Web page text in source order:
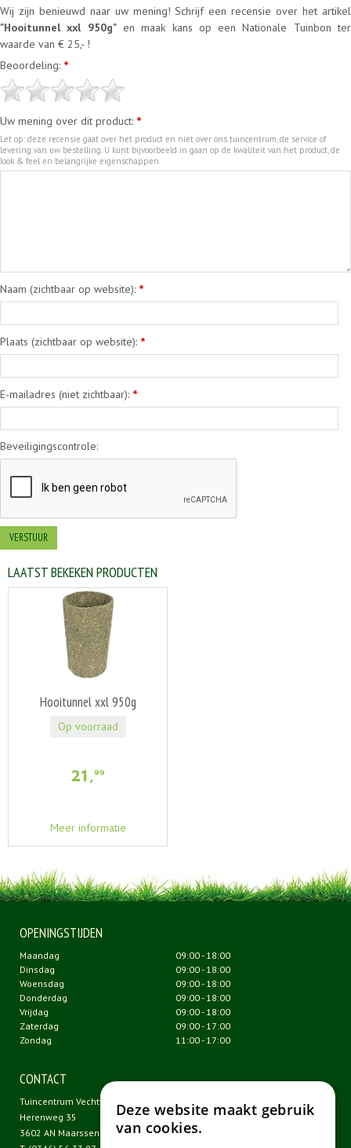
Wij zijn benieuwd naar uw mening! Schrijf een recensie over het artikel
"Hooitunnel xxl 950g"en maak kans op een Nationale Tuinbon ter
waarde van € 25,- !
Beoordeling: *
Uw mening over dit product: *
Let op: deze recensie gaat over het product en niet over ons tuincentrum, de service of
levering van uw bestelling. U kunt bijvoorbeeld in gaan op de kwaliteit van het product, de
look & feel en belangrijke eigenschappen.
Naam (zichtbaar op website): *
Plaats (zichtbaar op website): *
E-mailadres (niet zichtbaar): *
Beveiligingscontrole:
LAATST BEKEKEN PRODUCTEN
Hooitunnel xxl 950g
21 ,99
Meer informatie
Op voorraad
OPENINGSTIJDEN
Maandag
09:00 - 18:00
Dinsdag
09:00 - 18:00
Woensdag
09:00 - 18:00
Donderdag
09:00 - 18:00
Vrijdag
09:00 - 18:00
Zaterdag
09:00 - 17:00
Zondag
11:00 - 17:00
CONTACT
Tuincentrum Vechtweelde
Herenweg 35
3602 AN Maarssen
Deze website maakt gebruik
van cookies.